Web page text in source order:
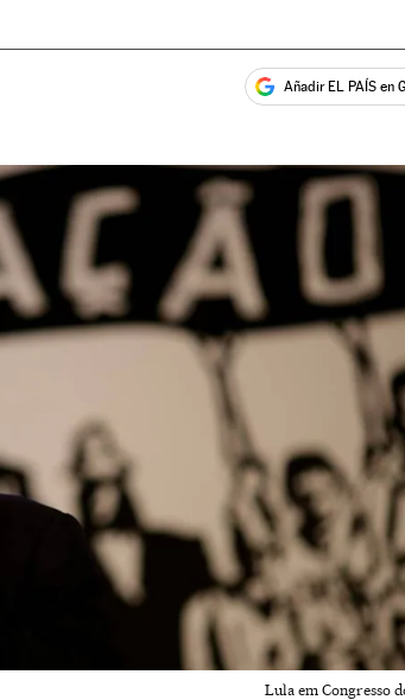
Añadir EL PAÍS en
Lula em Congresso